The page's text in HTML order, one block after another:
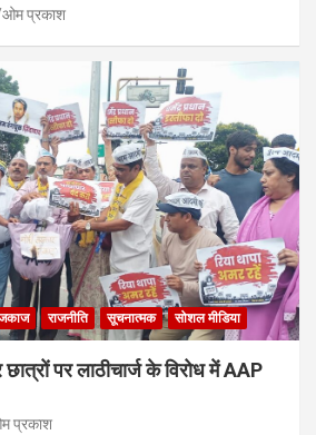
ओम प्रकाश
राजनीति सूचनात्मक सोशल मीडिया
पर लाठीचार्ज के विरोध में AAP
प्रकाश